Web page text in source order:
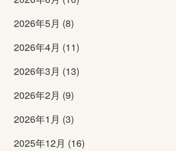
2026年5月 (8)
2026年4月 (11)
2026年3月 (13)
2026年2月 (9)
2026年1月 (3)
2025年12月 (16)